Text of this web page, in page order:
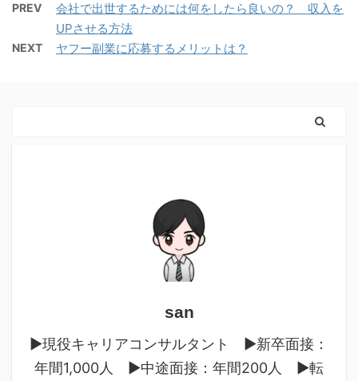
PREV
会社で出世するためには何をしたら良いの？ 収入を
UPさせる方法
NEXT ヤフー副業に応募するメリットは？
san
▶︎現役キャリアコンサルタント ▶︎新卒面接：
年間1,000人 ▶︎中途面接：年間200人 ▶︎転